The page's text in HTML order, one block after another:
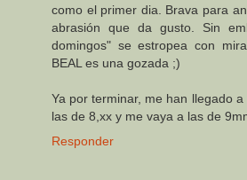
como el primer dia. Brava para
abrasión que da gusto. Sin
domingos" se estropea con
BEAL es una gozada ;)
Ya por terminar, me han llegado
las de 8,xx y me vaya a las de
Responder